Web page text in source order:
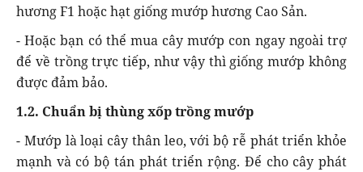
hương F1 hoặc hạt giống mướp hương Cao Sản.
- Hoặc bạn có thể mua cây mướp con ngay ngoài trợ
để về trồng trực tiếp, như vậy thì giống mướp không
được đảm bảo.
1.2. Chuẩn bị thùng xốp trồng mướp
- Mướp là loại cây thân leo, với bộ rễ phát triển khỏe
mạnh và có bộ tán phát triển rộng. Để cho cây phát